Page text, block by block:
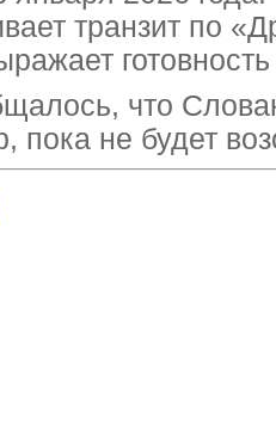
транзит по
что
пока не будет